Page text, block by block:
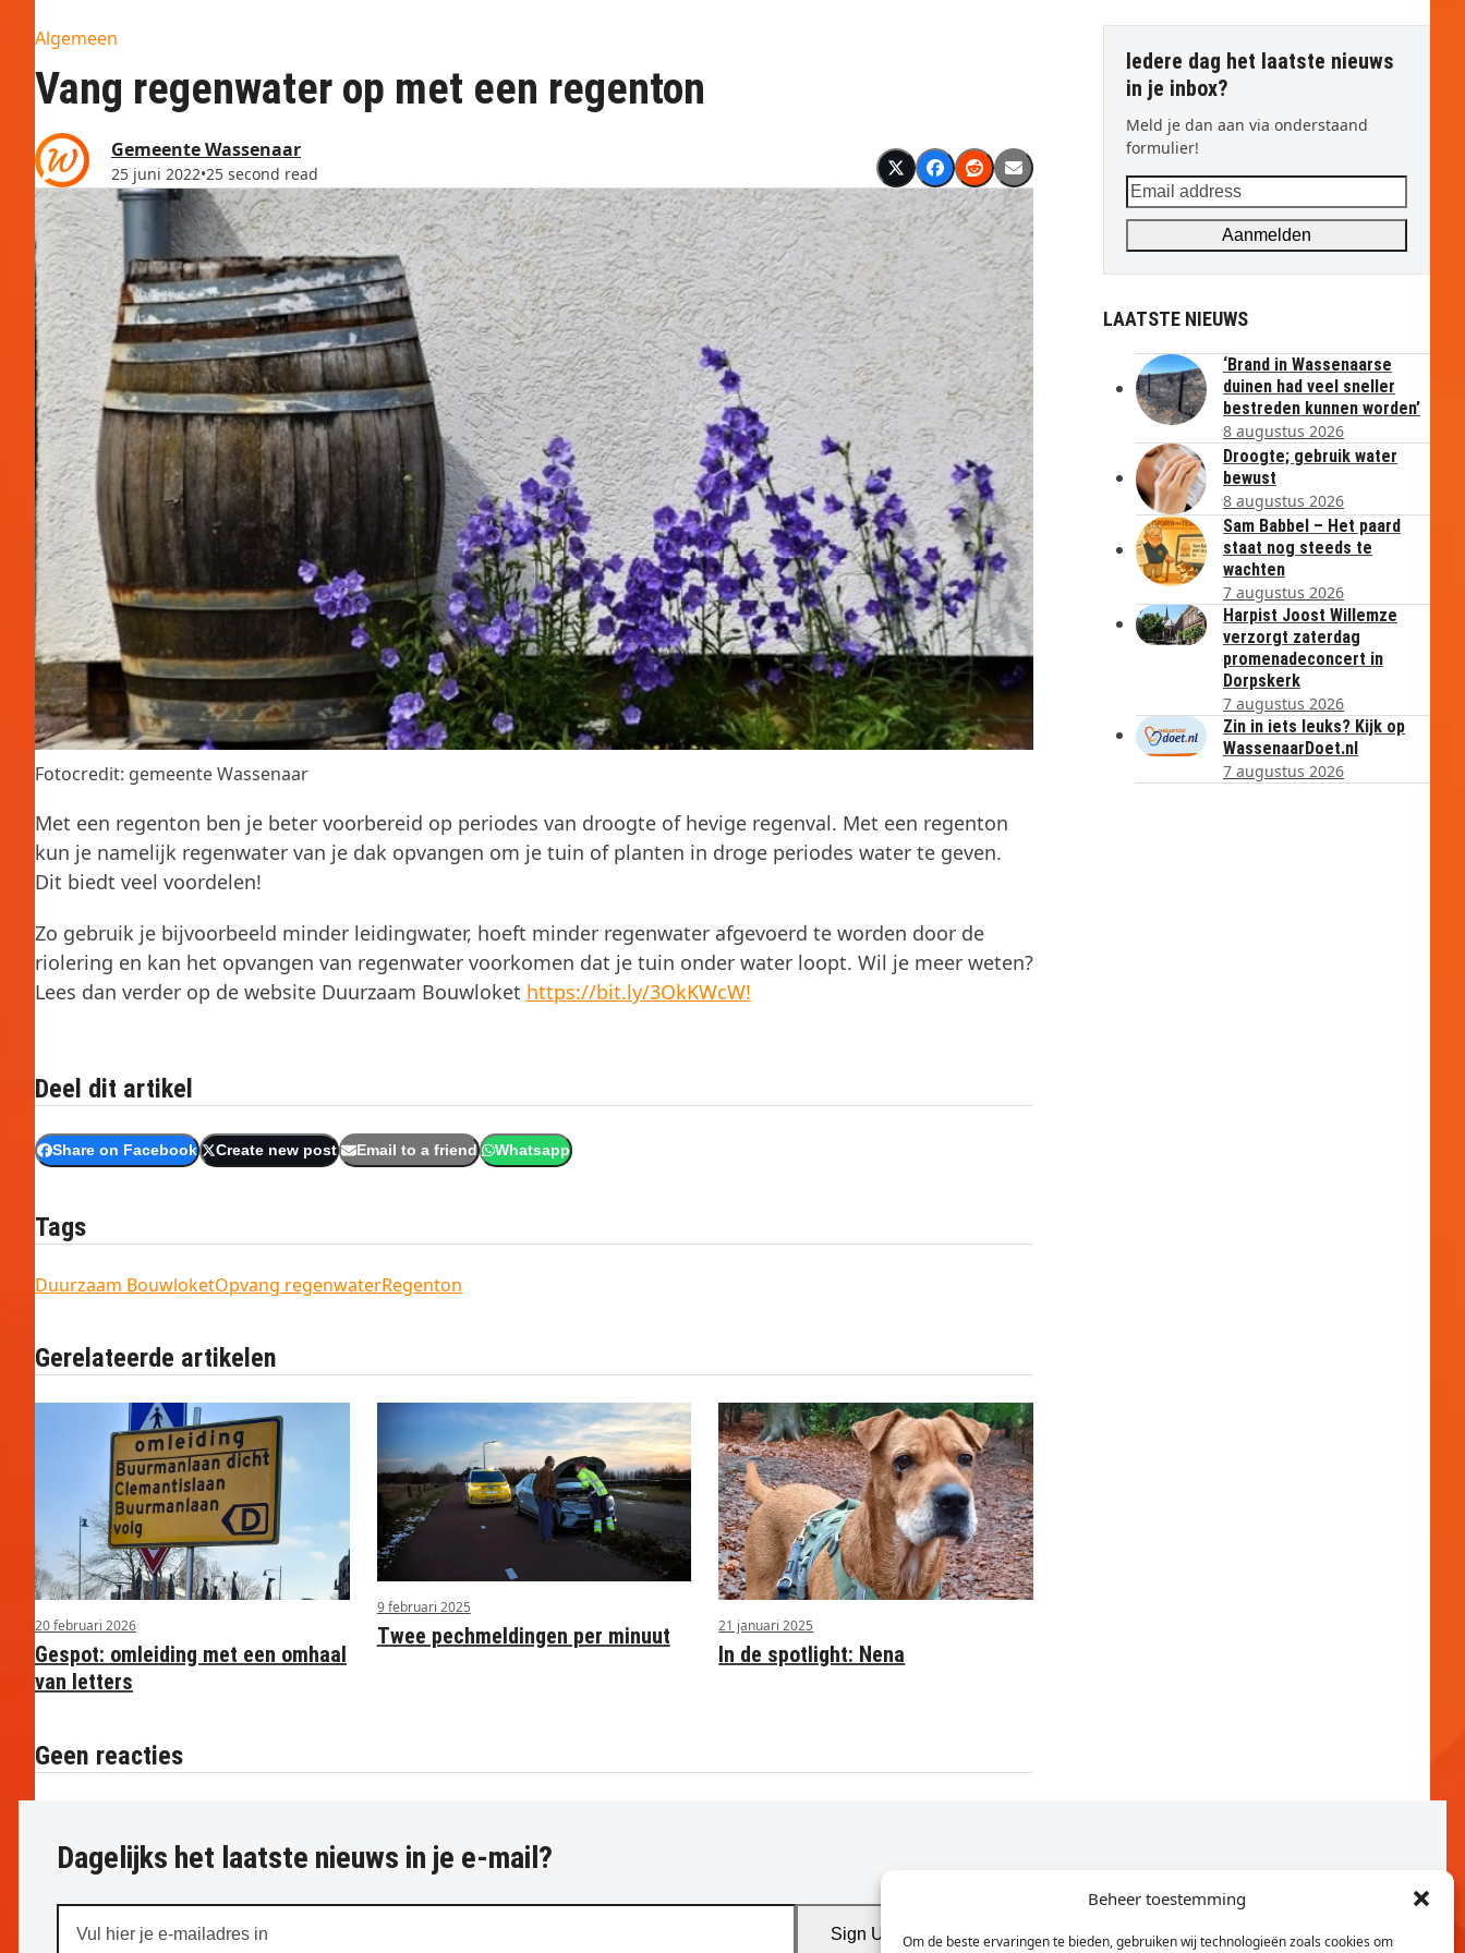
Beheer toestemming
Om de beste ervaringen te bieden, gebruiken wij technologieën zoals cookies om
Algemeen
Vang regenwater op met een regenton
Gemeente Wassenaar
25 juni 2022•25 second read
Fotocredit: gemeente Wassenaar
Met een regenton ben je beter voorbereid op periodes van droogte of hevige regenval. Met een regenton
kun je namelijk regenwater van je dak opvangen om je tuin of planten in droge periodes water te geven.
Dit biedt veel voordelen!
Zo gebruik je bijvoorbeeld minder leidingwater, hoeft minder regenwater afgevoerd te worden door de
riolering en kan het opvangen van regenwater voorkomen dat je tuin onder water loopt. Wil je meer weten?
Lees dan verder op de website Duurzaam Bouwloket https://bit.ly/3OkKWcW!
Deel dit artikel
Share on Facebook Create new post Email to a friend Whatsapp
Tags
Duurzaam BouwloketOpvang regenwaterRegenton
Gerelateerde artikelen
20 februari 2026
Gespot: omleiding met een omhaal
van letters
9 februari 2025
Twee pechmeldingen per minuut 21 januari 2025
In de spotlight: Nena
Geen reacties
Iedere dag het laatste nieuws
in je inbox?
Meld je dan aan via onderstaand
formulier!
Email
address
Aanmelden
LAATSTE NIEUWS
‘Brand in Wassenaarse
duinen had veel sneller
bestreden kunnen worden’
8 augustus 2026
Droogte; gebruik water
bewust
8 augustus 2026
Sam Babbel – Het paard
staat nog steeds te
wachten
7 augustus 2026
Harpist Joost Willemze
verzorgt zaterdag
promenadeconcert in
Dorpskerk
7 augustus 2026
Zin in iets leuks? Kijk op
WassenaarDoet.nl
7 augustus 2026
Dagelijks het laatste nieuws in je e-mail?
hier
Sign Up